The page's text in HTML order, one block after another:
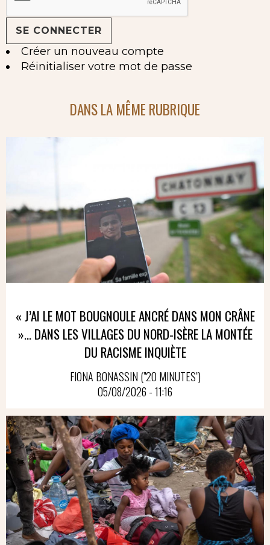
Créer un nouveau compte
Réinitialiser votre mot de passe
DANS LA MÊME RUBRIQUE
« J’AI LE MOT BOUGNOULE ANCRÉ DANS MON CRÂNE
»… DANS LES VILLAGES DU NORD-ISÈRE LA MONTÉE
DU RACISME INQUIÈTE
FIONA BONASSIN ("20 MINUTES")
05/08/2026 - 11:16